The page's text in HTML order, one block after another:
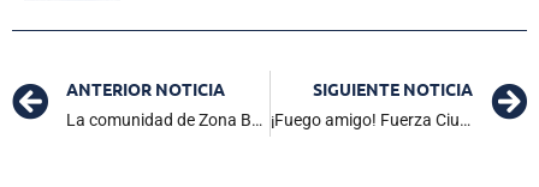
ANTERIOR NOTICIA
La comunidad de Zona Bananera celebra la nueva sede de bomberos en Julio Zawady
SIGUIENTE NOTICIA
¡Fuego amigo! Fuerza Ciudadana exige la devolución de la credencial de diputado a Rafael Noya